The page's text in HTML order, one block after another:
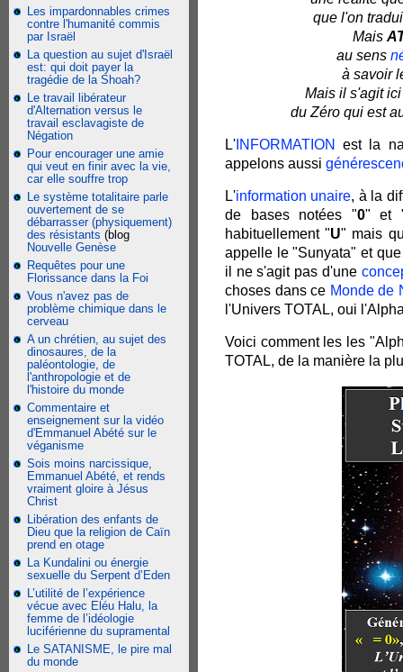
Les impardonnables crimes
contre l'humanité commis
par Israël
La question au sujet d'Israël
est: qui doit payer la
tragédie de la Shoah?
Le travail libérateur
d'Alternation versus le
travail esclavagiste de
Négation
Pour encourager une amie
qui veut en finir avec la vie,
car elle souffre trop
Le système totalitaire parle
ouvertement de se
débarrasser (physiquement)
des résistants (blog
Nouvelle Genèse
Requêtes pour une
Florissance dans la Foi
Vous n'avez pas de
problème chimique dans le
cerveau
A un chrétien, au sujet des
dinosaures, de la
paléontologie, de
l'anthropologie et de
l'histoire du monde
Commentaire et
enseignement sur la vidéo
d'Emmanuel Abété sur le
véganisme
Sois moins narcissique,
Emmanuel Abété, et rends
vraiment gloire à Jésus
Christ
Libération des enfants de
Dieu que la religion de Caïn
prend en otage
La Kundalini ou énergie
sexuelle du Serpent d’Eden
L’utilité de l’expérience
vécue avec Eléu Halu, la
femme de l’idéologie
luciférienne du supramental
Le SATANISME, le pire mal
du monde
que l'on
Mais
au sens
à savoir
Mais il s'agit
du Zéro qui est
L' INFORMATION
est la
appelons aussi
L'information unaire, à la
de bases notées "0" et
habituellement "U" mais
appelle le "Sunyata" et
il ne s'agit pas d'une
choses dans ce Monde de
l'Univers TOTAL, oui
Voici comment les les
TOTAL, de la manière la